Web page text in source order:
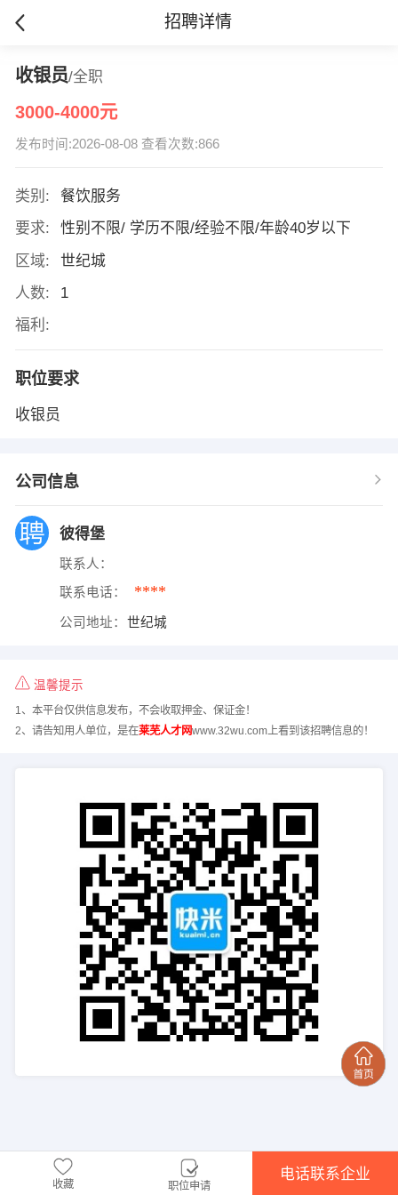
招聘详情
收银员/全职
3000-4000元
发布时间:2026-08-08 查看次数:866
类别:
餐饮服务
要求:
性别不限/ 学历不限/经验不限/年龄40岁以下
区域:
世纪城
人数:
1
福利:
职位要求
收银员
公司信息
彼得堡
联系人：
联系电话： ****
公司地址： 世纪城
温馨提示
1、本平台仅供信息发布，不会收取押金、保证金！
2、请告知用人单位，是在莱芜人才网www.32wu.com上看到该招聘信息的！
收藏 职位申请
电话联系企业